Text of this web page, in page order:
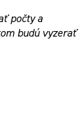
počty a
budú vyzerať